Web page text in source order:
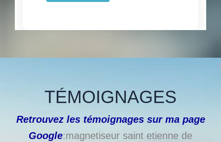
TÉMOIGNAGES
Retrouvez les témoignages sur ma page
Google:magnetiseur saint etienne de